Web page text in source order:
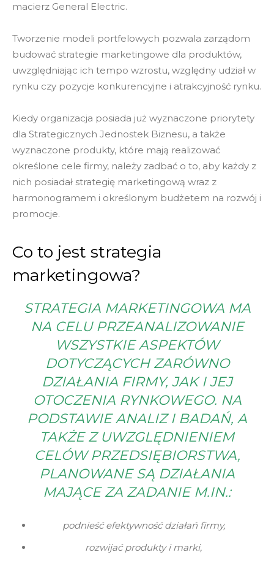
macierz General Electric.
Tworzenie modeli portfelowych pozwala zarządom
budować strategie marketingowe dla produktów,
uwzględniając ich tempo wzrostu, względny udział w
rynku czy pozycje konkurencyjne i atrakcyjność rynku.
Kiedy organizacja posiada już wyznaczone priorytety
dla Strategicznych Jednostek Biznesu, a także
wyznaczone produkty, które mają realizować
określone cele firmy, należy zadbać o to, aby każdy z
nich posiadał strategię marketingową wraz z
harmonogramem i określonym budżetem na rozwój i
promocje.
Co to jest strategia
marketingowa?
STRATEGIA MARKETINGOWA MA
NA CELU PRZEANALIZOWANIE
WSZYSTKIE ASPEKTÓW
DOTYCZĄCYCH ZARÓWNO
DZIAŁANIA FIRMY, JAK I JEJ
OTOCZENIA RYNKOWEGO. NA
PODSTAWIE ANALIZ I BADAŃ, A
TAKŻE Z UWZGLĘDNIENIEM
CELÓW PRZEDSIĘBIORSTWA,
PLANOWANE SĄ DZIAŁANIA
MAJĄCE ZA ZADANIE M.IN.:
podnieść efektywność działań firmy,
rozwijać produkty i marki,